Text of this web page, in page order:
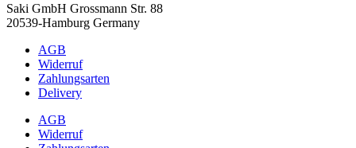
Saki GmbH Grossmann Str. 88
20539-Hamburg Germany
AGB
Widerruf
Zahlungsarten
Delivery
AGB
Widerruf